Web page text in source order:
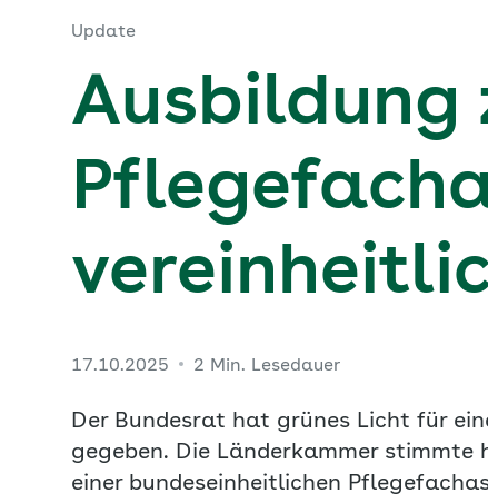
Update
Ausbildung
17.10.2025 2 Min. Lesedauer
Der Bundesrat hat grünes Licht für
gegeben. Die Länderkammer
einer bundeseinheitlichen